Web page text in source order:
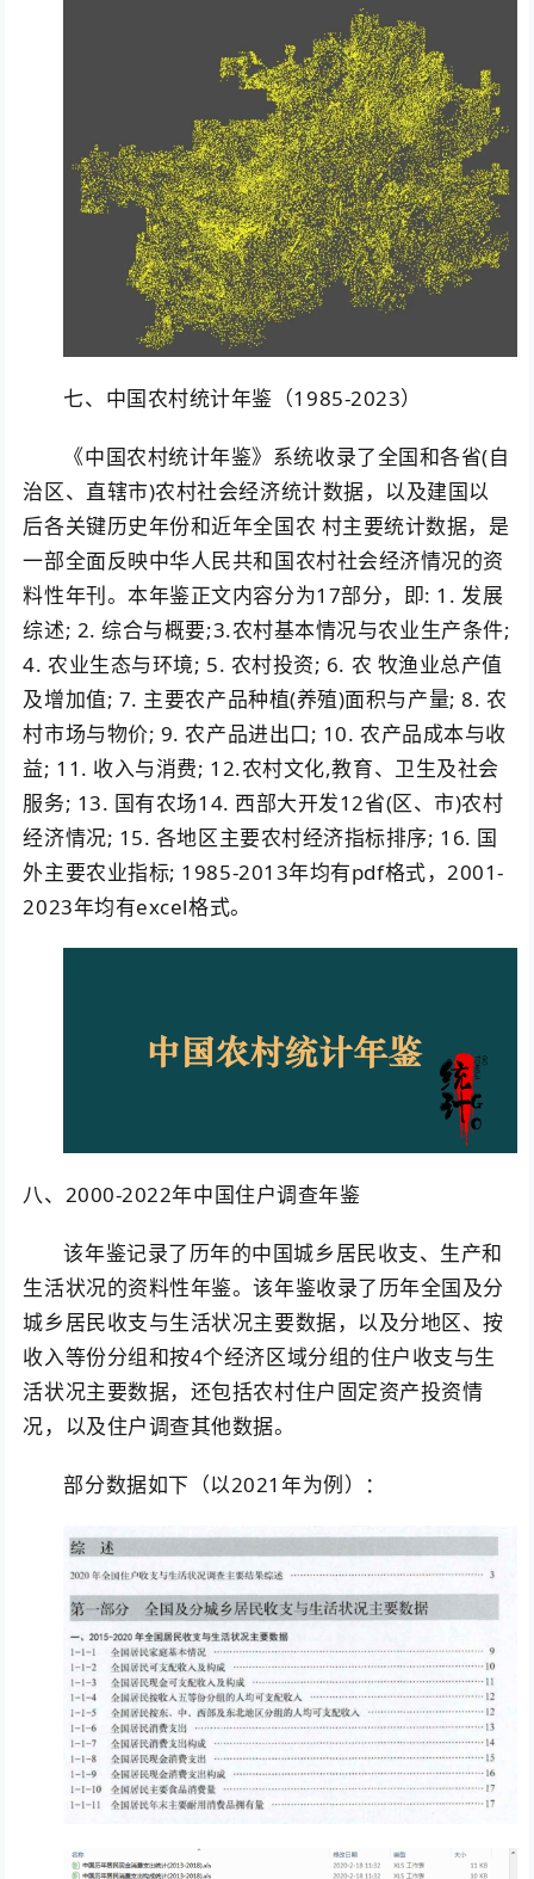
七、中国农村统计年鉴（1985-2023）
《中国农村统计年鉴》系统收录了全国和各省(自
治区、直辖市)农村社会经济统计数据，以及建国以
后各关键历史年份和近年全国农 村主要统计数据，是
一部全面反映中华人民共和国农村社会经济情况的资
料性年刊。本年鉴正文内容分为17部分，即: 1. 发展
综述; 2. 综合与概要;3.农村基本情况与农业生产条件;
4. 农业生态与环境; 5. 农村投资; 6. 农 牧渔业总产值
及增加值; 7. 主要农产品种植(养殖)面积与产量; 8. 农
村市场与物价; 9. 农产品进出口; 10. 农产品成本与收
益; 11. 收入与消费; 12.农村文化,教育、卫生及社会
服务; 13. 国有农场14. 西部大开发12省(区、市)农村
经济情况; 15. 各地区主要农村经济指标排序; 16. 国
外主要农业指标; 1985-2013年均有pdf格式，2001-
2023年均有excel格式。
八、2000-2022年中国住户调查年鉴
该年鉴记录了历年的中国城乡居民收支、生产和
生活状况的资料性年鉴。该年鉴收录了历年全国及分
城乡居民收支与生活状况主要数据，以及分地区、按
收入等份分组和按4个经济区域分组的住户收支与生
活状况主要数据，还包括农村住户固定资产投资情
况，以及住户调查其他数据。
部分数据如下（以2021年为例）：